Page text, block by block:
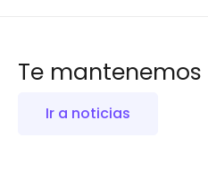
Te mantenemos
Ir a noticias